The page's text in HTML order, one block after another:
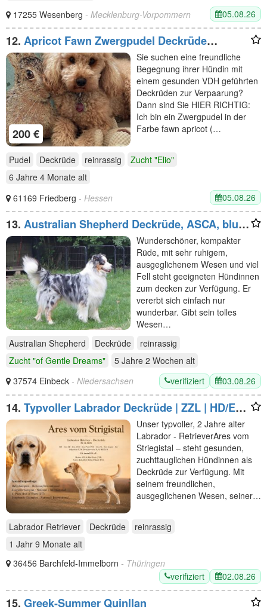
17255 Wesenberg - Mecklenburg-Vorpommern 05.08.26
12. Apricot Fawn Zwergpudel Deckrüde
Erfahren Ahnentafel Gentest Patella frei
Zuchttauglich KeinVerkauf!
200 €
Sie suchen eine freundliche
Begegnung ihrer Hündin mit
einem gesunden VDH geführten
Deckrüden zur Verpaarung?
Dann sind Sie HIER RICHTIG:
Ich bin ein Zwergpudel in der
Farbe fawn apricot (…
Pudel Deckrüde reinrassig
Zucht "Elio"
6 Jahre 4 Monate alt
61169 Friedberg - Hessen 05.08.26
13. Australian Shepherd Deckrüde, ASCA, blue
merle, frei von GendefektenWunderschöner, kompakter
Rüde, mit sehr ruhigem,
ausgeglichenem Wesen und viel
Fell steht geeigneten Hündinnen
zum decken zur Verfügung. Er
vererbt sich einfach nur
wunderbar. Gibt sein tolles
Wesen…
Australian Shepherd
Deckrüde
reinrassig
Zucht "of Gentle Dreams"
5 Jahre 2 Wochen alt
37574 Einbeck - Niedersachsen verifiziert 03.08.26
14. Typvoller Labrador Deckrüde | ZZL | HD/ED-
frei | Champion
Unser typvoller, 2 Jahre alter
Labrador - RetrieverAres vom
Striegistal – steht gesunden,
zuchttauglichen Hündinnen als
Deckrüde zur Verfügung. Mit
seinem freundlichen,
ausgeglichenen Wesen, seiner…
Labrador Retriever Deckrüde
reinrassig
1 Jahr 9 Monate alt
36456 Barchfeld-Immelborn - Thüringen
verifiziert
02.08.26
15. Greek-Summer Quinllan